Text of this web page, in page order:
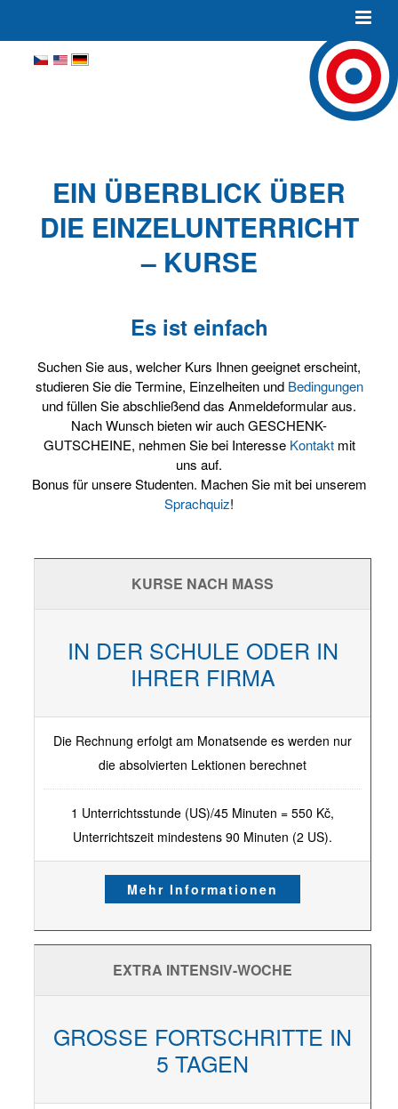
EIN ÜBERBLICK ÜBER
DIE EINZELUNTERRICHT
– KURSE
Es ist einfach
Suchen Sie aus, welcher Kurs Ihnen geeignet erscheint,
studieren Sie die Termine, Einzelheiten und Bedingungen
und füllen Sie abschließend das Anmeldeformular aus.
Nach Wunsch bieten wir auch GESCHENK-
GUTSCHEINE, nehmen Sie bei Interesse Kontaktmit
uns auf.
Bonus für unsere Studenten. Machen Sie mit bei unserem
Sprachquiz!
KURSE NACH MASS
IN DER SCHULE ODER IN
IHRER FIRMA
Die Rechnung erfolgt am Monatsende es werden nur
die absolvierten Lektionen berechnet
1 Unterrichtsstunde (US)/45 Minuten = 550 Kč,
Unterrichtszeit mindestens 90 Minuten (2 US).
Mehr Informationen
EXTRA INTENSIV-WOCHE
GROSSE FORTSCHRITTE IN
5 TAGEN